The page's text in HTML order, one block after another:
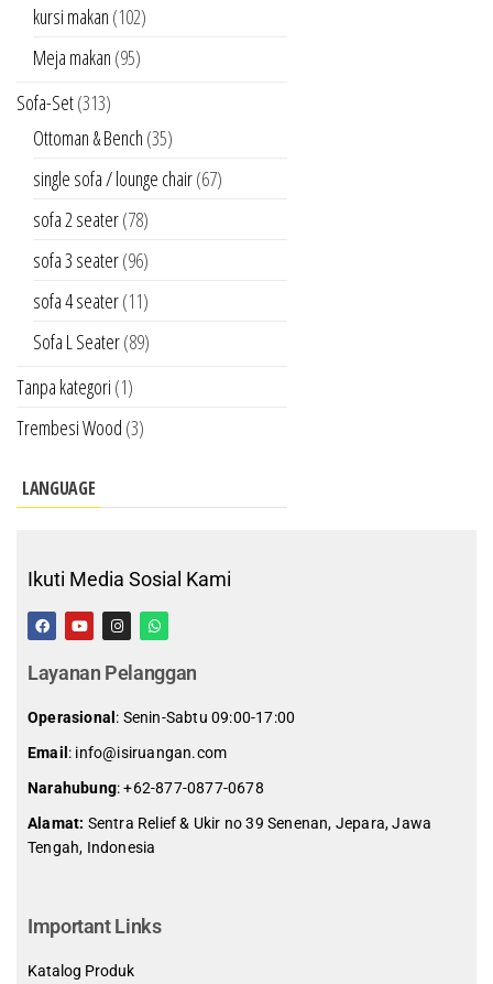
kursi makan (102)
Meja makan (95)
Sofa-Set(313)
Ottoman & Bench (35)
single sofa / lounge chair(67)
sofa 2 seater(78)
sofa 3 seater(96)
sofa 4 seater(11)
Sofa L Seater(89)
Tanpa kategori (1)
Trembesi Wood (3)
LANGUAGE
Ikuti Media Sosial Kami
Layanan Pelanggan
Operasional : Senin-Sabtu 09:00-17:00
Email : info@isiruangan.com
Narahubung:+62-877-0877-0678
Alamat: Sentra Relief & Ukir no 39 Senenan, Jepara, Jawa
Tengah, Indonesia
Important Links
Katalog Produk